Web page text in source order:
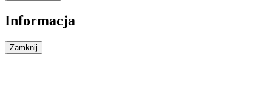
Informacja
Zamknij